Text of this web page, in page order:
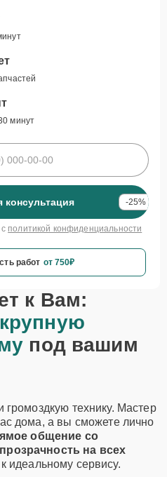
минут
консультация -25%
политикой конфиденциальности
работ от 750₽
к Вам:
под вашим
громоздкую технику. Мастер
дома, а вы сможете лично
общение со
на всех
сервису.